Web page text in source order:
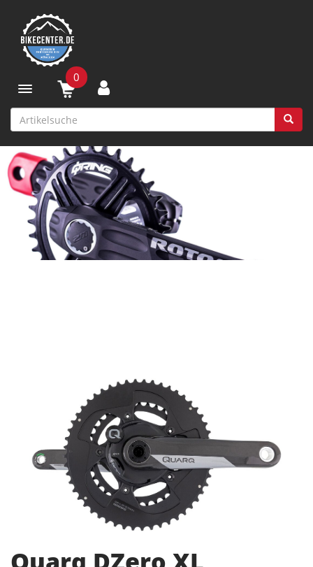
Toggle navigation
0